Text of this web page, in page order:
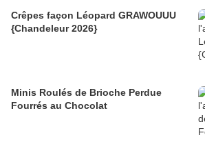
Crêpes façon Léopard GRAWOUUU
{Chandeleur 2026}
Minis Roulés de Brioche Perdue
Fourrés au Chocolat